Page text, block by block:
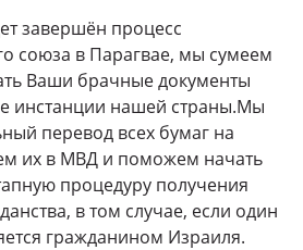
завершён процесс
союза в Парагвае, мы сумеем
Ваши брачные документы
инстанции нашей страны.Мы
перевод всех бумаг на
их в МВД и поможем начать
процедуру получения
в том случае, если один
гражданином Израиля.